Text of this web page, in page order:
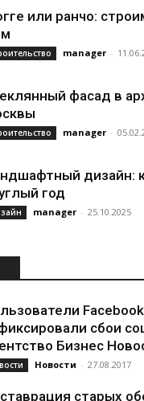
или ранчо:
manager -
фасад в
manager -
дизайн:
год
manager - 25.10.2025
сбои
Бизнес
Новости - 27.08.2017
старых